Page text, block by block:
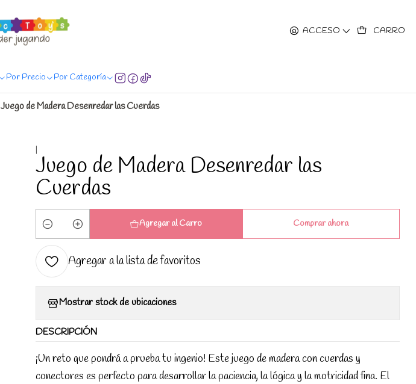
ACCESO CARRO
Por Precio Por Categoría
Juego de Madera Desenredar las Cuerdas
Juego de Madera Desenredar las
Cuerdas
Cantidad
Agregar al Carro Comprar ahora
Agregar a la lista de favoritos
Mostrar stock de ubicaciones
DESCRIPCIÓN
¡Un reto que pondrá a prueba tu ingenio! Este juego de madera con cuerdas y
conectores es perfecto para desarrollar la paciencia, la lógica y la motricidad fina. El